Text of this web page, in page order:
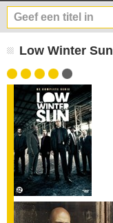
Low Winter Sun